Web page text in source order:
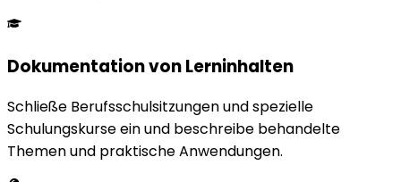
Dokumentation von Lerninhalten
Schließe Berufsschulsitzungen und spezielle
Schulungskurse ein und beschreibe behandelte
Themen und praktische Anwendungen.